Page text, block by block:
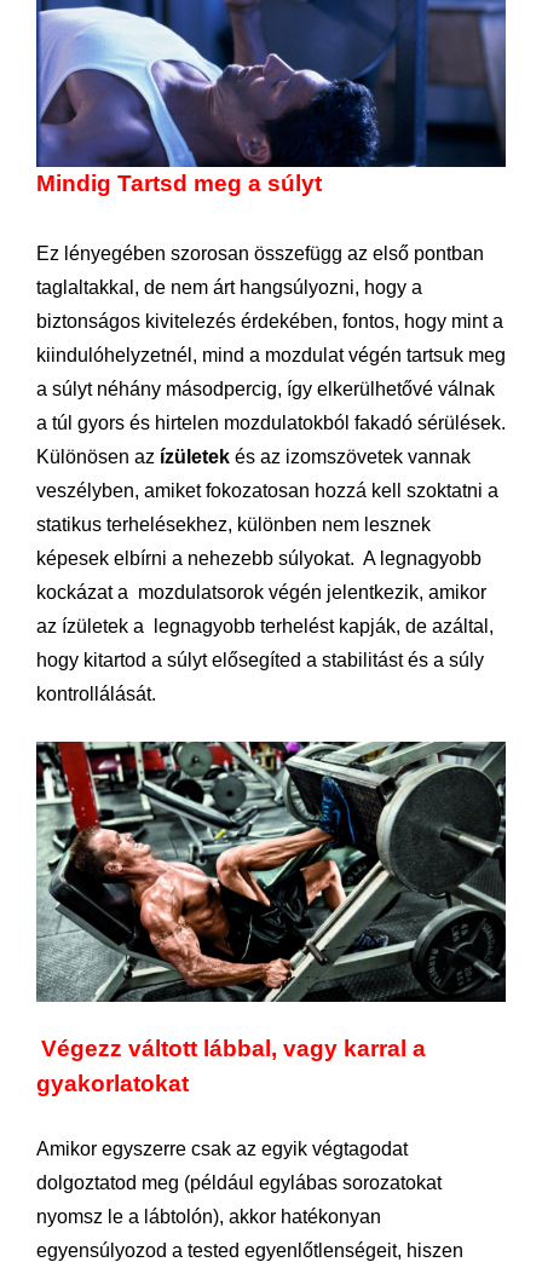
Mindig Tartsd meg a súlyt
Ez lényegében szorosan összefügg az első pontban
taglaltakkal, de nem árt hangsúlyozni, hogy a
biztonságos kivitelezés érdekében, fontos, hogy mint a
kiindulóhelyzetnél, mind a mozdulat végén tartsuk meg
a súlyt néhány másodpercig, így elkerülhetővé válnak
a túl gyors és hirtelen mozdulatokból fakadó sérülések.
Különösen az ízületek és az izomszövetek vannak
veszélyben, amiket fokozatosan hozzá kell szoktatni a
statikus terhelésekhez, különben nem lesznek
képesek elbírni a nehezebb súlyokat. A legnagyobb
kockázat a mozdulatsorok végén jelentkezik, amikor
az ízületek a legnagyobb terhelést kapják, de azáltal,
hogy kitartod a súlyt elősegíted a stabilitást és a súly
kontrollálását.
Végezz váltott lábbal, vagy karral a
gyakorlatokat
Amikor egyszerre csak az egyik végtagodat
dolgoztatod meg (például egylábas sorozatokat
nyomsz le a lábtolón), akkor hatékonyan
egyensúlyozod a tested egyenlőtlenségeit, hiszen